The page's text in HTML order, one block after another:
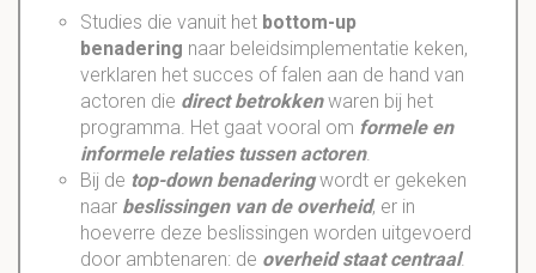
Studies die vanuit het bottom-up
benadering naar beleidsimplementatie keken,
verklaren het succes of falen aan de hand van
actoren die direct betrokkenwaren bij het
programma. Het gaat vooral om formele en
informele relaties tussen actoren.
Bij de top-down benaderingwordt er gekeken
naar beslissingen van de overheid, er in
hoeverre deze beslissingen worden uitgevoerd
door ambtenaren: de overheid staat centraal.